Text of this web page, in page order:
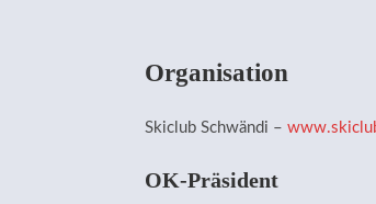
Organisation
Skiclub Schwändi –
OK-Präsident